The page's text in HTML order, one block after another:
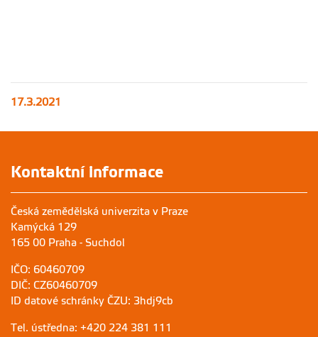
17.3.2021
Kontaktní informace
Česká zemědělská univerzita v Praze
Kamýcká 129
165 00 Praha - Suchdol
IČO: 60460709
DIČ: CZ60460709
ID datové schránky ČZU: 3hdj9cb
Tel. ústředna: +420 224 381 111